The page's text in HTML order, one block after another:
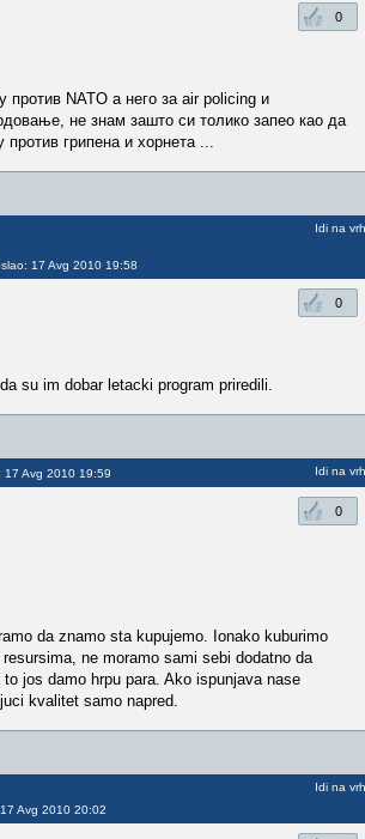
0
против NATO a него за air policing и
не знам зашто си толико запео као да
против грипена и хорнета ...
17 Avg 2010 19:58
Idi na vrh
0
su im dobar letacki program priredili.
17 Avg 2010 19:59 Idi na vrh
0
da znamo sta kupujemo. Ionako kuburimo
ne moramo sami sebi dodatno da
jos damo hrpu para. Ako ispunjava nase
kvalitet samo napred.
Avg 2010 20:02
Idi na vrh